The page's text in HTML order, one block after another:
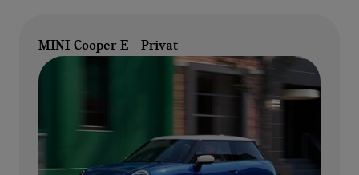
MINI Cooper E - Privat